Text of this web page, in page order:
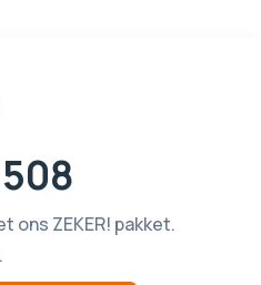
ons ZEKER! pakket.